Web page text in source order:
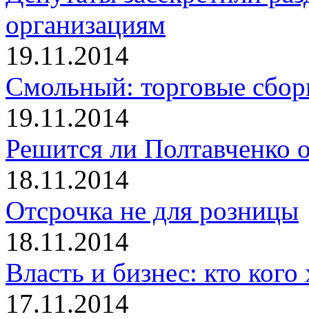
организациям
19.11.2014
Смольный: торговые
19.11.2014
Решится ли Полтавченко
18.11.2014
Отсрочка не для розницы
18.11.2014
Власть и бизнес: кто кого
17.11.2014